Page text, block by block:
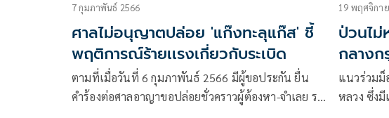
7 กุมภาพันธ์ 2566
ศาลไม่อนุญาตปล่อย 'แก๊งทะลุแก๊ส' ชี้
พฤติการณ์ร้ายเเรงเกี่ยวกับระเบิด
ตามที่เมื่อวันที่ 6 กุมภาพันธ์ 2566 มีผู้ขอประกัน ยื่น
คำร้องต่อศาลอาญาขอปล่อยชั่วคราวผู้ต้องหา-จำเลย รวม
19 พฤศจิกา
ป่วนไ
กลาง
หมู
แนวร่วมม็
หลวง​ ซึ่ง